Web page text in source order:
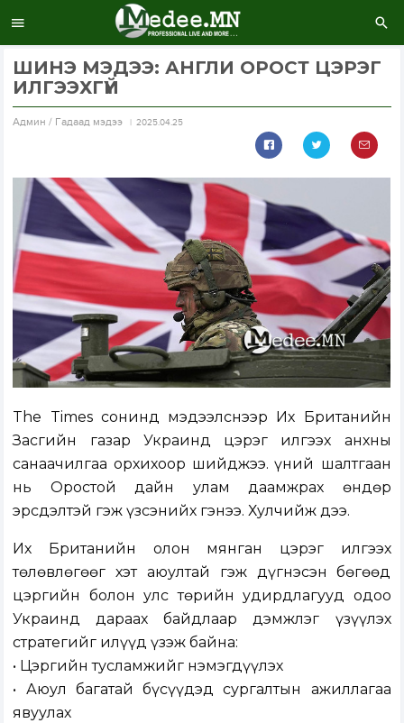
ШИНЭ МЭДЭЭ: АНГЛИ ОРОСТ ЦЭРЭГ
ИЛГЭЭХГҮЙ
Aдмин / Гадаад мэдээ 2025.04.25
The Times сонинд мэдээлснээр Их Британийн
Засгийн газар Украинд цэрэг илгээх анхны
санаачилгаа орхихоор шийджээ. Үүний шалтгаан
нь Оростой дайн улам даамжрах өндөр
эрсдэлтэй гэж үзсэнийх гэнээ. Хулчийж дээ.
Их Британийн олон мянган цэрэг илгээх
төлөвлөгөөг хэт аюултай гэж дүгнэсэн бөгөөд
цэргийн болон улс төрийн удирдлагууд одоо
Украинд дараах байдлаар дэмжлэг үзүүлэх
стратегийг илүүд үзэж байна:
• Цэргийн тусламжийг нэмэгдүүлэх
• Аюул багатай бүсүүдэд сургалтын ажиллагаа
явуулах